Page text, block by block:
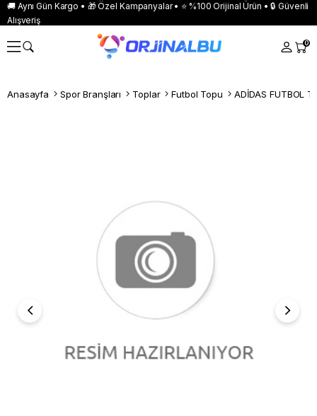
🚚 Aynı Gün Kargo • 🎁 Özel Kampanyalar • ⭐ %100 Orijinal Ürün • 🔒 Güvenli
Alışveriş
0
Anasayfa Spor Branşları Toplar Futbol Topu ADİDAS FUTBOL